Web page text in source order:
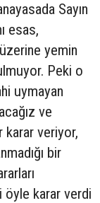
Sayın
esas,
yemin
Peki o
uymayan
ve
karar veriyor,
bir
öyle karar verdi